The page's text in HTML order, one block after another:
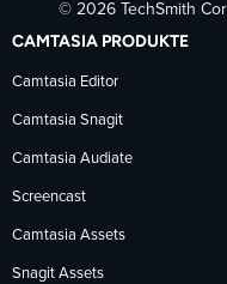
© 2026 TechSmith
CAMTASIA PRODUKTE
Camtasia Editor
Camtasia Snagit
Camtasia Audiate
Screencast
Camtasia Assets
Snagit Assets